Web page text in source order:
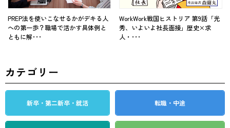
PREP法を使いこなせるかがデキる人
への第一歩？職場で活かす具体例と
ともに解･･･
WorkWork戦国ヒストリア 第9話「光
秀、いよいよ社長面接」歴史×求
人・･･･
カテゴリー
新卒・第二新卒・就活 転職・中途